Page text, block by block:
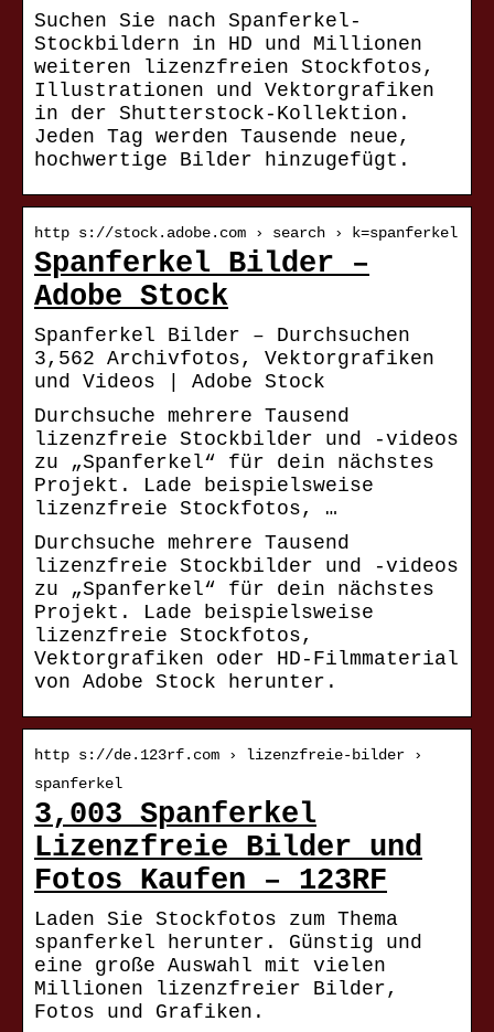
Suchen Sie nach Spanferkel-
Stockbildern in HD und Millionen
weiteren lizenzfreien Stockfotos,
Illustrationen und Vektorgrafiken
in der Shutterstock-Kollektion.
Jeden Tag werden Tausende neue,
hochwertige Bilder hinzugefügt.
http s://stock.adobe.com › search › k=spanferkel
Spanferkel Bilder –
Adobe Stock
Spanferkel Bilder – Durchsuchen
3,562 Archivfotos, Vektorgrafiken
und Videos | Adobe Stock
Durchsuche mehrere Tausend
lizenzfreie Stockbilder und -videos
zu „Spanferkel“ für dein nächstes
Projekt. Lade beispielsweise
lizenzfreie Stockfotos, …
Durchsuche mehrere Tausend
lizenzfreie Stockbilder und -videos
zu „Spanferkel“ für dein nächstes
Projekt. Lade beispielsweise
lizenzfreie Stockfotos,
Vektorgrafiken oder HD-Filmmaterial
von Adobe Stock herunter.
http s://de.123rf.com › lizenzfreie-bilder ›
spanferkel
3,003 Spanferkel
Lizenzfreie Bilder und
Fotos Kaufen – 123RF
Laden Sie Stockfotos zum Thema
spanferkel herunter. Günstig und
eine große Auswahl mit vielen
Millionen lizenzfreier Bilder,
Fotos und Grafiken.